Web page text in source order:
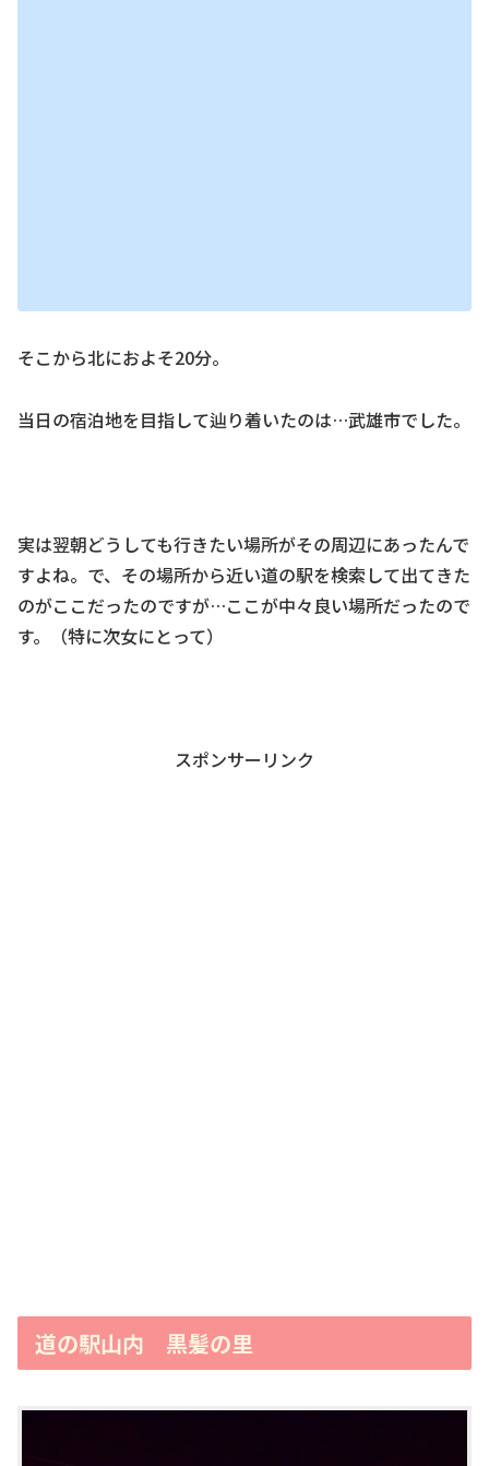
そこから北におよそ20分。
当日の宿泊地を目指して辿り着いたのは…武雄市でした。
実は翌朝どうしても行きたい場所がその周辺にあったんで
すよね。で、その場所から近い道の駅を検索して出てきた
のがここだったのですが…ここが中々良い場所だったので
す。（特に次女にとって）
スポンサーリンク
道の駅山内 黒髪の里